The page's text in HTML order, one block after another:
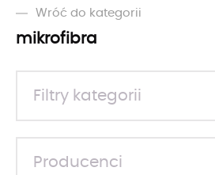
Wróć do kategorii
mikrofibra
Filtry kategorii
Producenci